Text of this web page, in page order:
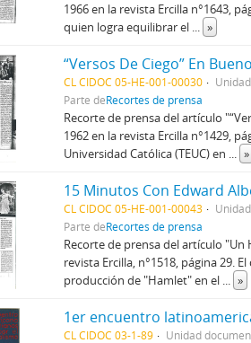
1966 en la revista Ercilla n°1643,
quien logra equilibrar el ... »
“Versos De Ciego” En
CL CIDOC 05-HE-001-00030
Parte deRecortes de prensa
Recorte de prensa del artículo
1962 en la revista Ercilla n°1429,
Universidad Católica (TEUC) en ... »
15 Minutos Con Edward
CL CIDOC 05-HE-001-00043
Parte deRecortes de prensa
Recorte de prensa del artículo
revista Ercilla, n°1518, página 29.
producción de "Hamlet" en el ... »
CL CIDOC 03-1-89 Unidad